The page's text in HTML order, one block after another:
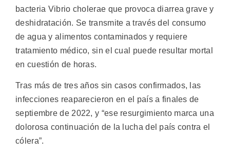
bacteria Vibrio cholerae que provoca diarrea grave y
deshidratación. Se transmite a través del consumo
de agua y alimentos contaminados y requiere
tratamiento médico, sin el cual puede resultar mortal
en cuestión de horas.
Tras más de tres años sin casos confirmados, las
infecciones reaparecieron en el país a finales de
septiembre de 2022, y “ese resurgimiento marca una
dolorosa continuación de la lucha del país contra el
cólera”.